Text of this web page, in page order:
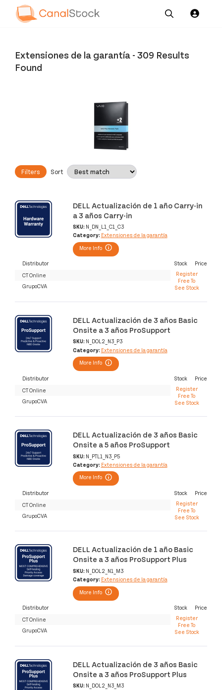
Extensiones de la garantía - 309 Results
Found
Filters Sort
DELL Actualización de 1 año Carry-in
a 3 años Carry-in
SKU: N_DN_L1_C1_C3
Category: Extensiones de la garantía
More Info
Distributor Stock
Price
CT Online
Register
Free To
See Stock
GrupoCVA
DELL Actualización de 3 años Basic
Onsite a 3 años ProSupport
SKU: N_DOL2_N3_P3
Category: Extensiones de la garantía
More Info
Distributor Stock
Price
CT Online
Register
Free To
See Stock
GrupoCVA
DELL Actualización de 3 años Basic
Onsite a 5 años ProSupport
SKU: N_PTL1_N3_P5
Category: Extensiones de la garantía
More Info
Distributor Stock
Price
CT Online
Register
Free To
See Stock
GrupoCVA
DELL Actualización de 1 año Basic
Onsite a 3 años ProSupport Plus
SKU: N_DOL2_N1_M3
Category: Extensiones de la garantía
More Info
Distributor Stock
Price
CT Online
Register
Free To
See Stock
GrupoCVA
DELL Actualización de 3 años Basic
Onsite a 3 años ProSupport Plus
SKU: N_DOL2_N3_M3